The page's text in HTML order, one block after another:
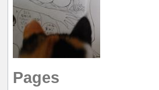
Pages